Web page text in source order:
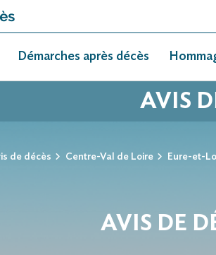
Démarches après décès
AVIS
de décès Centre-Val de Loire Eure-et-
AVIS DE